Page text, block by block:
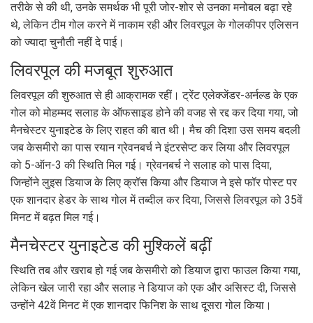
तरीके से की थी, उनके समर्थक भी पूरी जोर-शोर से उनका मनोबल बढ़ा रहे
थे, लेकिन टीम गोल करने में नाकाम रही और लिवरपूल के गोलकीपर एलिसन
को ज्यादा चुनौती नहीं दे पाई।
लिवरपूल की मजबूत शुरुआत
लिवरपूल की शुरुआत से ही आक्रामक रहीं। ट्रेंट एलेक्जेंडर-अर्नल्ड के एक
गोल को मोहम्मद सलाह के ऑफसाइड होने की वजह से रद्द कर दिया गया, जो
मैनचेस्टर युनाइटेड के लिए राहत की बात थी। मैच की दिशा उस समय बदली
जब केसमीरो का पास रयान ग्रेवनबर्च ने इंटरसेप्ट कर लिया और लिवरपूल
को 5-ऑन-3 की स्थिति मिल गई। ग्रेवनबर्च ने सलाह को पास दिया,
जिन्होंने लुइस डियाज के लिए क्रॉस किया और डियाज ने इसे फॉर पोस्ट पर
एक शानदार हेडर के साथ गोल में तब्दील कर दिया, जिससे लिवरपूल को 35वें
मिनट में बढ़त मिल गई।
मैनचेस्टर युनाइटेड की मुश्किलें बढ़ीं
स्थिति तब और खराब हो गई जब केसमीरो को डियाज द्वारा फाउल किया गया,
लेकिन खेल जारी रहा और सलाह ने डियाज को एक और असिस्ट दी, जिससे
उन्होंने 42वें मिनट में एक शानदार फिनिश के साथ दूसरा गोल किया।